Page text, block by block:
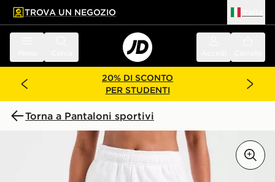
principale
a fondo pagina
TROVA UN NEGOZIO
20% DI SCONTO
PER STUDENTI
Torna a Pantaloni sportivi